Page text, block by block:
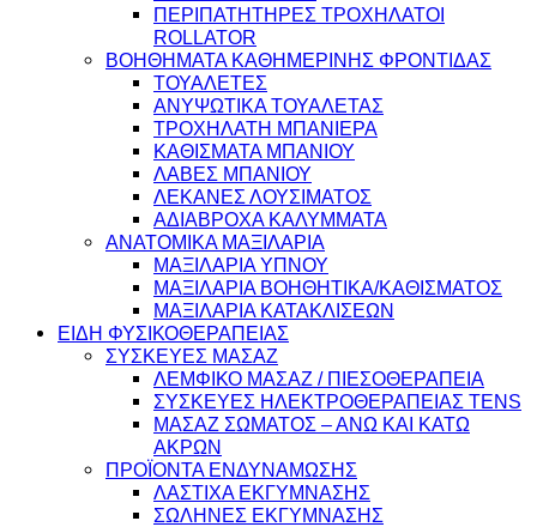
ΠΕΡΙΠΑΤΗΤΗΡΕΣ ΤΡΟΧΗΛΑΤΟΙ
ROLLATOR
ΒΟΗΘΗΜΑΤΑ ΚΑΘΗΜΕΡΙΝΗΣ ΦΡΟΝΤΙΔΑΣ
ΤΟΥΑΛΕΤΕΣ
ΑΝΥΨΩΤΙΚΑ ΤΟΥΑΛΕΤΑΣ
ΤΡΟΧΗΛΑΤΗ ΜΠΑΝΙΕΡΑ
ΚΑΘΙΣΜΑΤΑ ΜΠΑΝΙΟΥ
ΛΑΒΕΣ ΜΠΑΝΙΟΥ
ΛΕΚΑΝΕΣ ΛΟΥΣΙΜΑΤΟΣ
ΑΔΙΑΒΡΟΧΑ ΚΑΛΥΜΜΑΤΑ
ΑΝΑΤΟΜΙΚΑ ΜΑΞΙΛΑΡΙΑ
ΜΑΞΙΛΑΡΙΑ ΥΠΝΟΥ
ΜΑΞΙΛΑΡΙΑ ΒΟΗΘΗΤΙΚΑ/ΚΑΘΙΣΜΑΤΟΣ
ΜΑΞΙΛΑΡΙΑ ΚΑΤΑΚΛΙΣΕΩΝ
ΕΙΔΗ ΦΥΣΙΚΟΘΕΡΑΠΕΙΑΣ
ΣΥΣΚΕΥΕΣ ΜΑΣΑΖ
ΛΕΜΦΙΚΟ ΜΑΣΑΖ / ΠΙΕΣΟΘΕΡΑΠΕΙΑ
ΣΥΣΚΕΥΕΣ ΗΛΕΚΤΡΟΘΕΡΑΠΕΙΑΣ TENS
ΜΑΣΑΖ ΣΩΜΑΤΟΣ – ΑΝΩ ΚΑΙ ΚΑΤΩ
ΑΚΡΩΝ
ΠΡΟΪΟΝΤΑ ΕΝΔΥΝΑΜΩΣΗΣ
ΛΑΣΤΙΧΑ ΕΚΓΥΜΝΑΣΗΣ
ΣΩΛΗΝΕΣ ΕΚΓΥΜΝΑΣΗΣ